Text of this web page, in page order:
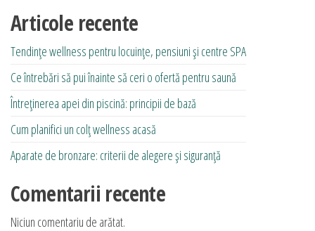
Articole recente
Tendințe wellness pentru locuințe, pensiuni și centre SPA
Ce întrebări să pui înainte să ceri o ofertă pentru saună
Întreținerea apei din piscină: principii de bază
Cum planifici un colț wellness acasă
Aparate de bronzare: criterii de alegere și siguranță
Comentarii recente
Niciun comentariu de arătat.